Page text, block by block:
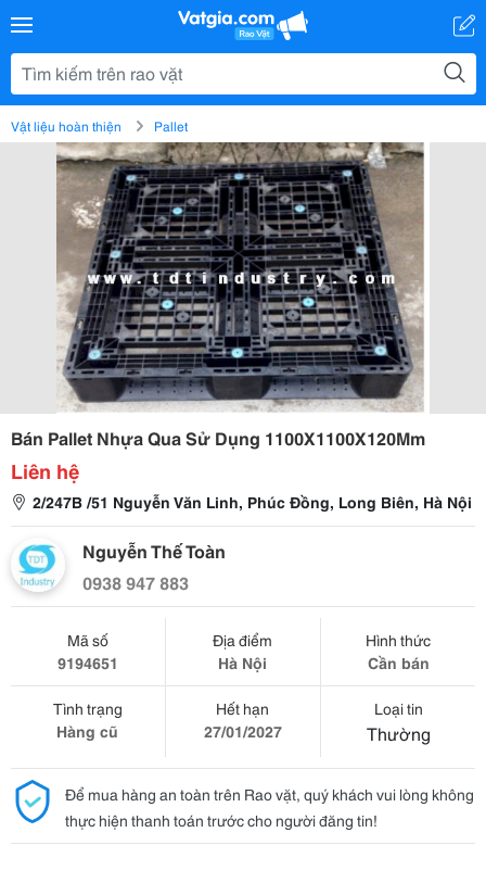
Vật liệu hoàn thiện Pallet
Bán Pallet Nhựa Qua Sử Dụng 1100X1100X120Mm
Liên hệ
2/247B /51 Nguyễn Văn Linh, Phúc Đồng, Long Biên, Hà Nội
Nguyễn Thế Toàn
0938 947 883
Mã số
9194651
Địa điểm
Hà Nội
Hình thức
Cần bán
Tình trạng
Hàng cũ
Hết hạn
27/01/2027
Loại tin
Thường
Để mua hàng an toàn trên Rao vặt, quý khách vui lòng không
thực hiện thanh toán trước cho người đăng tin!